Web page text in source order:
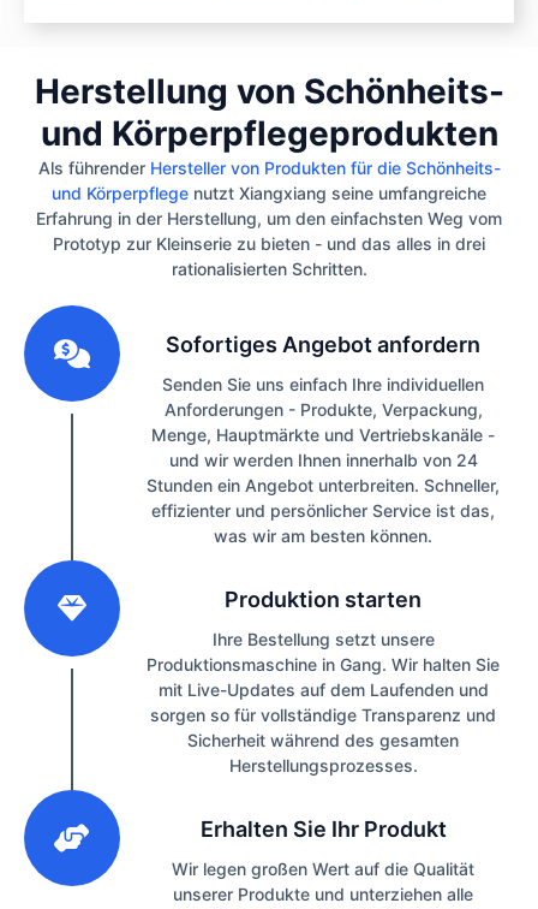
Herstellung von Schönheits-
und Körperpflegeprodukten
Als führender Hersteller von Produkten für die Schönheits-
und Körperpflege nutzt Xiangxiang seine umfangreiche
Erfahrung in der Herstellung, um den einfachsten Weg vom
Prototyp zur Kleinserie zu bieten - und das alles in drei
rationalisierten Schritten.
Sofortiges Angebot anfordern
Senden Sie uns einfach Ihre individuellen
Anforderungen - Produkte, Verpackung,
Menge, Hauptmärkte und Vertriebskanäle -
und wir werden Ihnen innerhalb von 24
Stunden ein Angebot unterbreiten. Schneller,
effizienter und persönlicher Service ist das,
was wir am besten können.
Produktion starten
Ihre Bestellung setzt unsere
Produktionsmaschine in Gang. Wir halten Sie
mit Live-Updates auf dem Laufenden und
sorgen so für vollständige Transparenz und
Sicherheit während des gesamten
Herstellungsprozesses.
Erhalten Sie Ihr Produkt
Wir legen großen Wert auf die Qualität
unserer Produkte und unterziehen alle